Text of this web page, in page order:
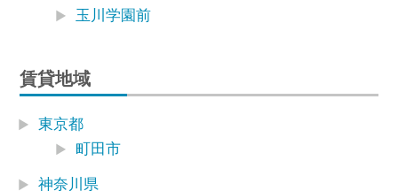
玉川学園前
賃貸地域
東京都
町田市
神奈川県